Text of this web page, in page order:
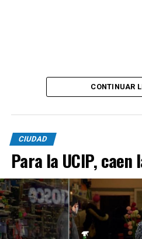
CONTINUAR
CIUDAD
Para la UCIP, caen